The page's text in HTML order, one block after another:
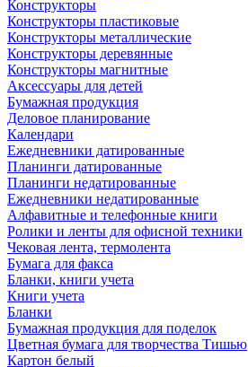
Конструкторы
Конструкторы пластиковые
Конструкторы металлические
Конструкторы деревянные
Конструкторы магнитные
Аксессуары для детей
Бумажная продукция
Деловое планирование
Календари
Ежедневники датированные
Планинги датированные
Планинги недатированные
Ежедневники недатированные
Алфавитные и телефонные книги
Ролики и ленты для офисной техники
Чековая лента, термолента
Бумага для факса
Бланки, книги учета
Книги учета
Бланки
Бумажная продукция для поделок
Цветная бумага для творчества Тишью
Картон белый